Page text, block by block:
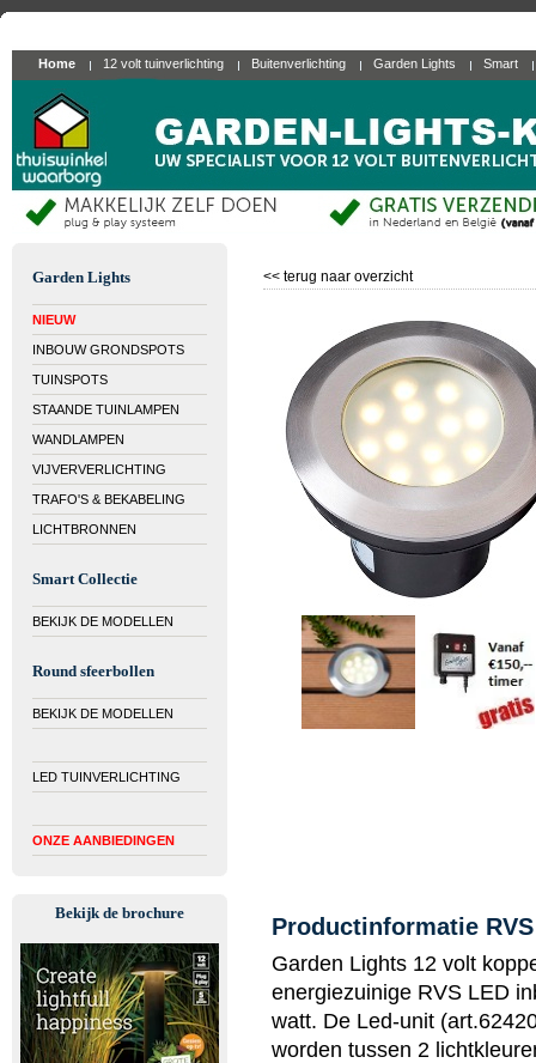
Home 12 volt tuinverlichting Buitenverlichting Garden Lights Smart
Garden Lights
NIEUW
INBOUW GRONDSPOTS
TUINSPOTS
STAANDE TUINLAMPEN
WANDLAMPEN
VIJVERVERLICHTING
TRAFO'S & BEKABELING
LICHTBRONNEN
Smart Collectie
BEKIJK DE MODELLEN
Round sfeerbollen
BEKIJK DE MODELLEN
LED TUINVERLICHTING
ONZE AANBIEDINGEN
Bekijk de brochure
<< terug naar overzicht
Productinformatie
Garden Lights 12 volt
energiezuinige RVS LED
watt. De Led-unit
worden tussen 2